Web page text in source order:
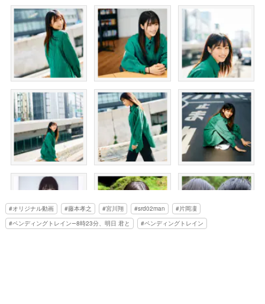
オリジナル動画 藤本孝之 宮川翔 srd02man
片岡凜
ペンディングトレイン―8時23分、明日 君と
ペンディングトレイン